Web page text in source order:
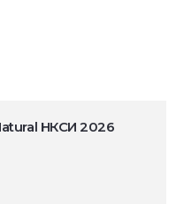
НКСИ 2026